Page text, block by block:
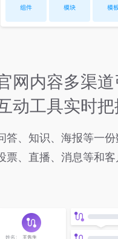
网内容多渠
动工具实时
答、知识、海报等一
票、直播、消息等和